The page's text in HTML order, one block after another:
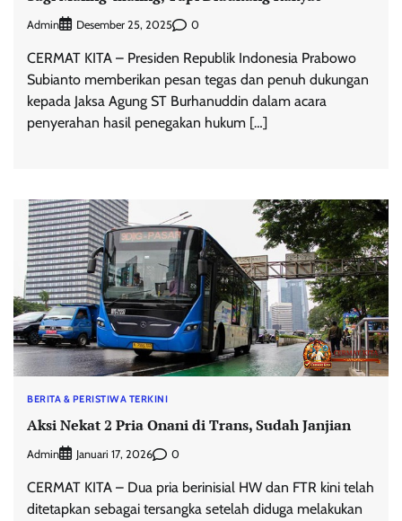
Admin Desember 25, 2025 0
CERMAT KITA – Presiden Republik Indonesia Prabowo
Subianto memberikan pesan tegas dan penuh dukungan
kepada Jaksa Agung ST Burhanuddin dalam acara
penyerahan hasil penegakan hukum […]
BERITA & PERISTIWA TERKINI
Aksi Nekat 2 Pria Onani di Trans, Sudah Janjian
Admin Januari 17, 2026 0
CERMAT KITA – Dua pria berinisial HW dan FTR kini telah
ditetapkan sebagai tersangka setelah diduga melakukan